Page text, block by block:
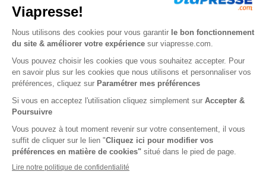
Je choisis une durée
-18%
Abonnement 1 an
4 n° • Papier
22€87 Tarif Kiosque :27€80
Tarif France métropolitaine
Renouvellement à date d’anniversaire